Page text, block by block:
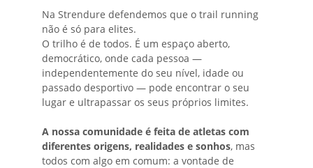
Na Strendure defendemos que o trail running
não é só para elites.
O trilho é de todos. É um espaço aberto,
democrático, onde cada pessoa —
independentemente do seu nível, idade ou
passado desportivo — pode encontrar o seu
lugar e ultrapassar os seus próprios limites.
A nossa comunidade é feita de atletas com
diferentes origens, realidades e sonhos, mas
todos com algo em comum: a vontade de